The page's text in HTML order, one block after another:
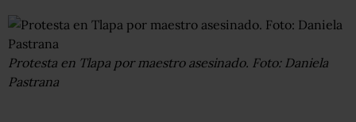
Protesta en Tlapa por maestro asesinado. Foto: Daniela
Pastrana